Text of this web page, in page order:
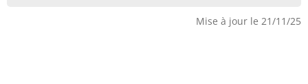
Mise à jour le 21/11/25